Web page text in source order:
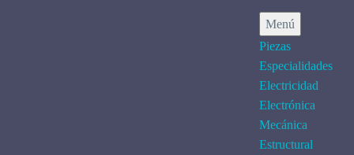
Menú
Piezas
Especialidades
Electricidad
Electrónica
Mecánica
Estructural